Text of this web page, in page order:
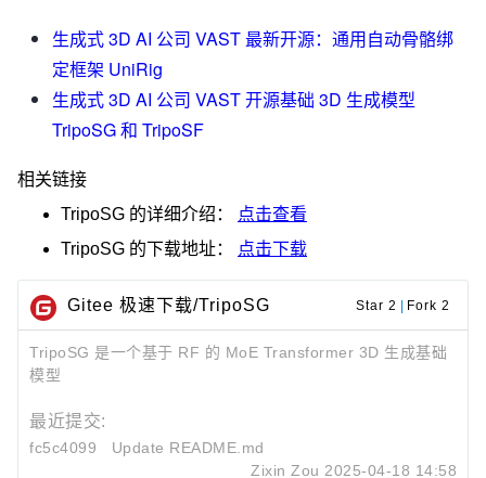
生成式 3D AI 公司 VAST 最新开源：通用自动骨骼绑
定框架 UniRig
生成式 3D AI 公司 VAST 开源基础 3D 生成模型
TripoSG 和 TripoSF
相关链接
TripoSG 的详细介绍：
点击查看
TripoSG 的下载地址： 点击下载
Gitee 极速下载/TripoSG Star 2 Fork 2
TripoSG 是一个基于 RF 的 MoE Transformer 3D 生成基础
模型
最近提交:
fc5c4099
Update README.md
Zixin Zou 2025-04-18 14:58